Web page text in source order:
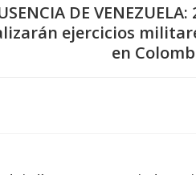
DE VENEZUELA:
ejercicios
en